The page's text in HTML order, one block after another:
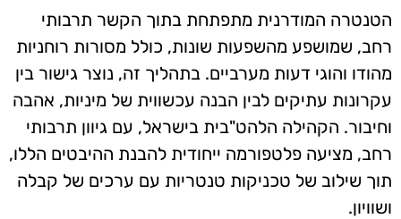
הטנטרה המודרנית מתפתחת בתוך הקשר תרבותי
רחב, שמושפע מהשפעות שונות, כולל מסורות רוחניות
מהודו והוגי דעות מערביים. בתהליך זה, נוצר גישור בין
עקרונות עתיקים לבין הבנה עכשווית של מיניות, אהבה
וחיבור. הקהילה הלהט"בית בישראל, עם גיוון תרבותי
רחב, מציעה פלטפורמה ייחודית להבנת ההיבטים הללו,
תוך שילוב של טכניקות טנטריות עם ערכים של קבלה
ושוויון.